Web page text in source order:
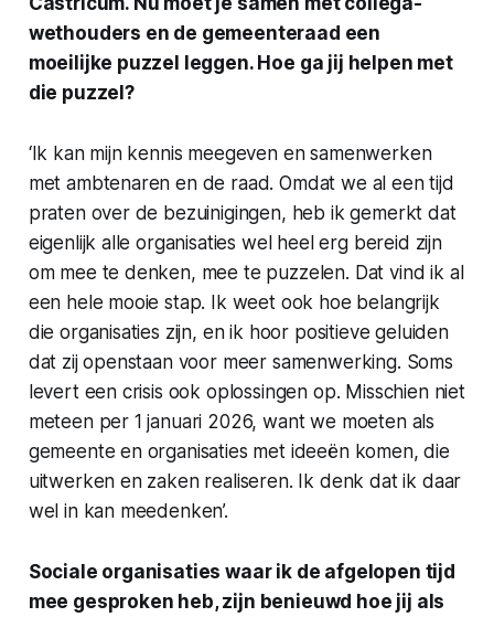
wethouders en de gemeenteraad een
moeilijke puzzel leggen. Hoe ga jij helpen met
die puzzel?
‘Ik kan mijn kennis meegeven en samenwerken
met ambtenaren en de raad. Omdat we al een tijd
praten over de bezuinigingen, heb ik gemerkt dat
eigenlijk alle organisaties wel heel erg bereid zijn
om mee te denken, mee te puzzelen. Dat vind ik al
een hele mooie stap. Ik weet ook hoe belangrijk
die organisaties zijn, en ik hoor positieve geluiden
dat zij openstaan voor meer samenwerking. Soms
levert een crisis ook oplossingen op. Misschien niet
meteen per 1 januari 2026, want we moeten als
gemeente en organisaties met ideeën komen, die
uitwerken en zaken realiseren. Ik denk dat ik daar
wel in kan meedenken’.
Sociale organisaties waar ik de afgelopen tijd
mee gesproken heb, zijn benieuwd hoe jij als